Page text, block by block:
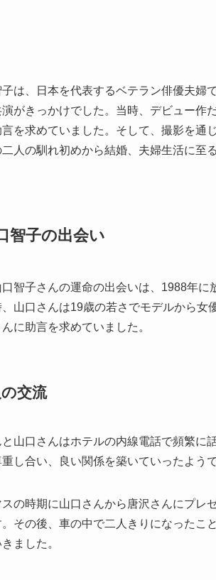
は、日本を代表するベテラン俳優夫
がきっかけでした。当時、デビュー作
を求めていました。そして、撮影を通
人の馴れ初めから結婚、夫婦生活に至
智子の出会い
智子さんの運命の出会いは、1988年
山口さんは19歳の若さでモデルから女
に助言を求めていました。
交流
山口さんはホテルの内線電話で頻繁に
し合い、良い関係を築いていったようで
の時期に山口さんから唐沢さんにプレ
その後、車の中で二人きりになったこ
ました。